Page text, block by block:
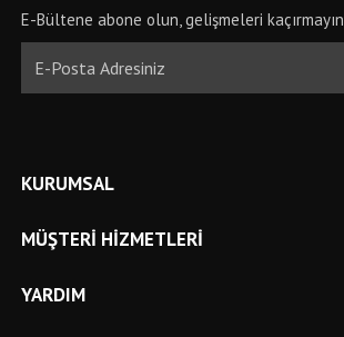
E-Bültene abone olun, gelişmeleri kaçırmayın
KURUMSAL
MÜŞTERI HIZMETLERI
YARDIM